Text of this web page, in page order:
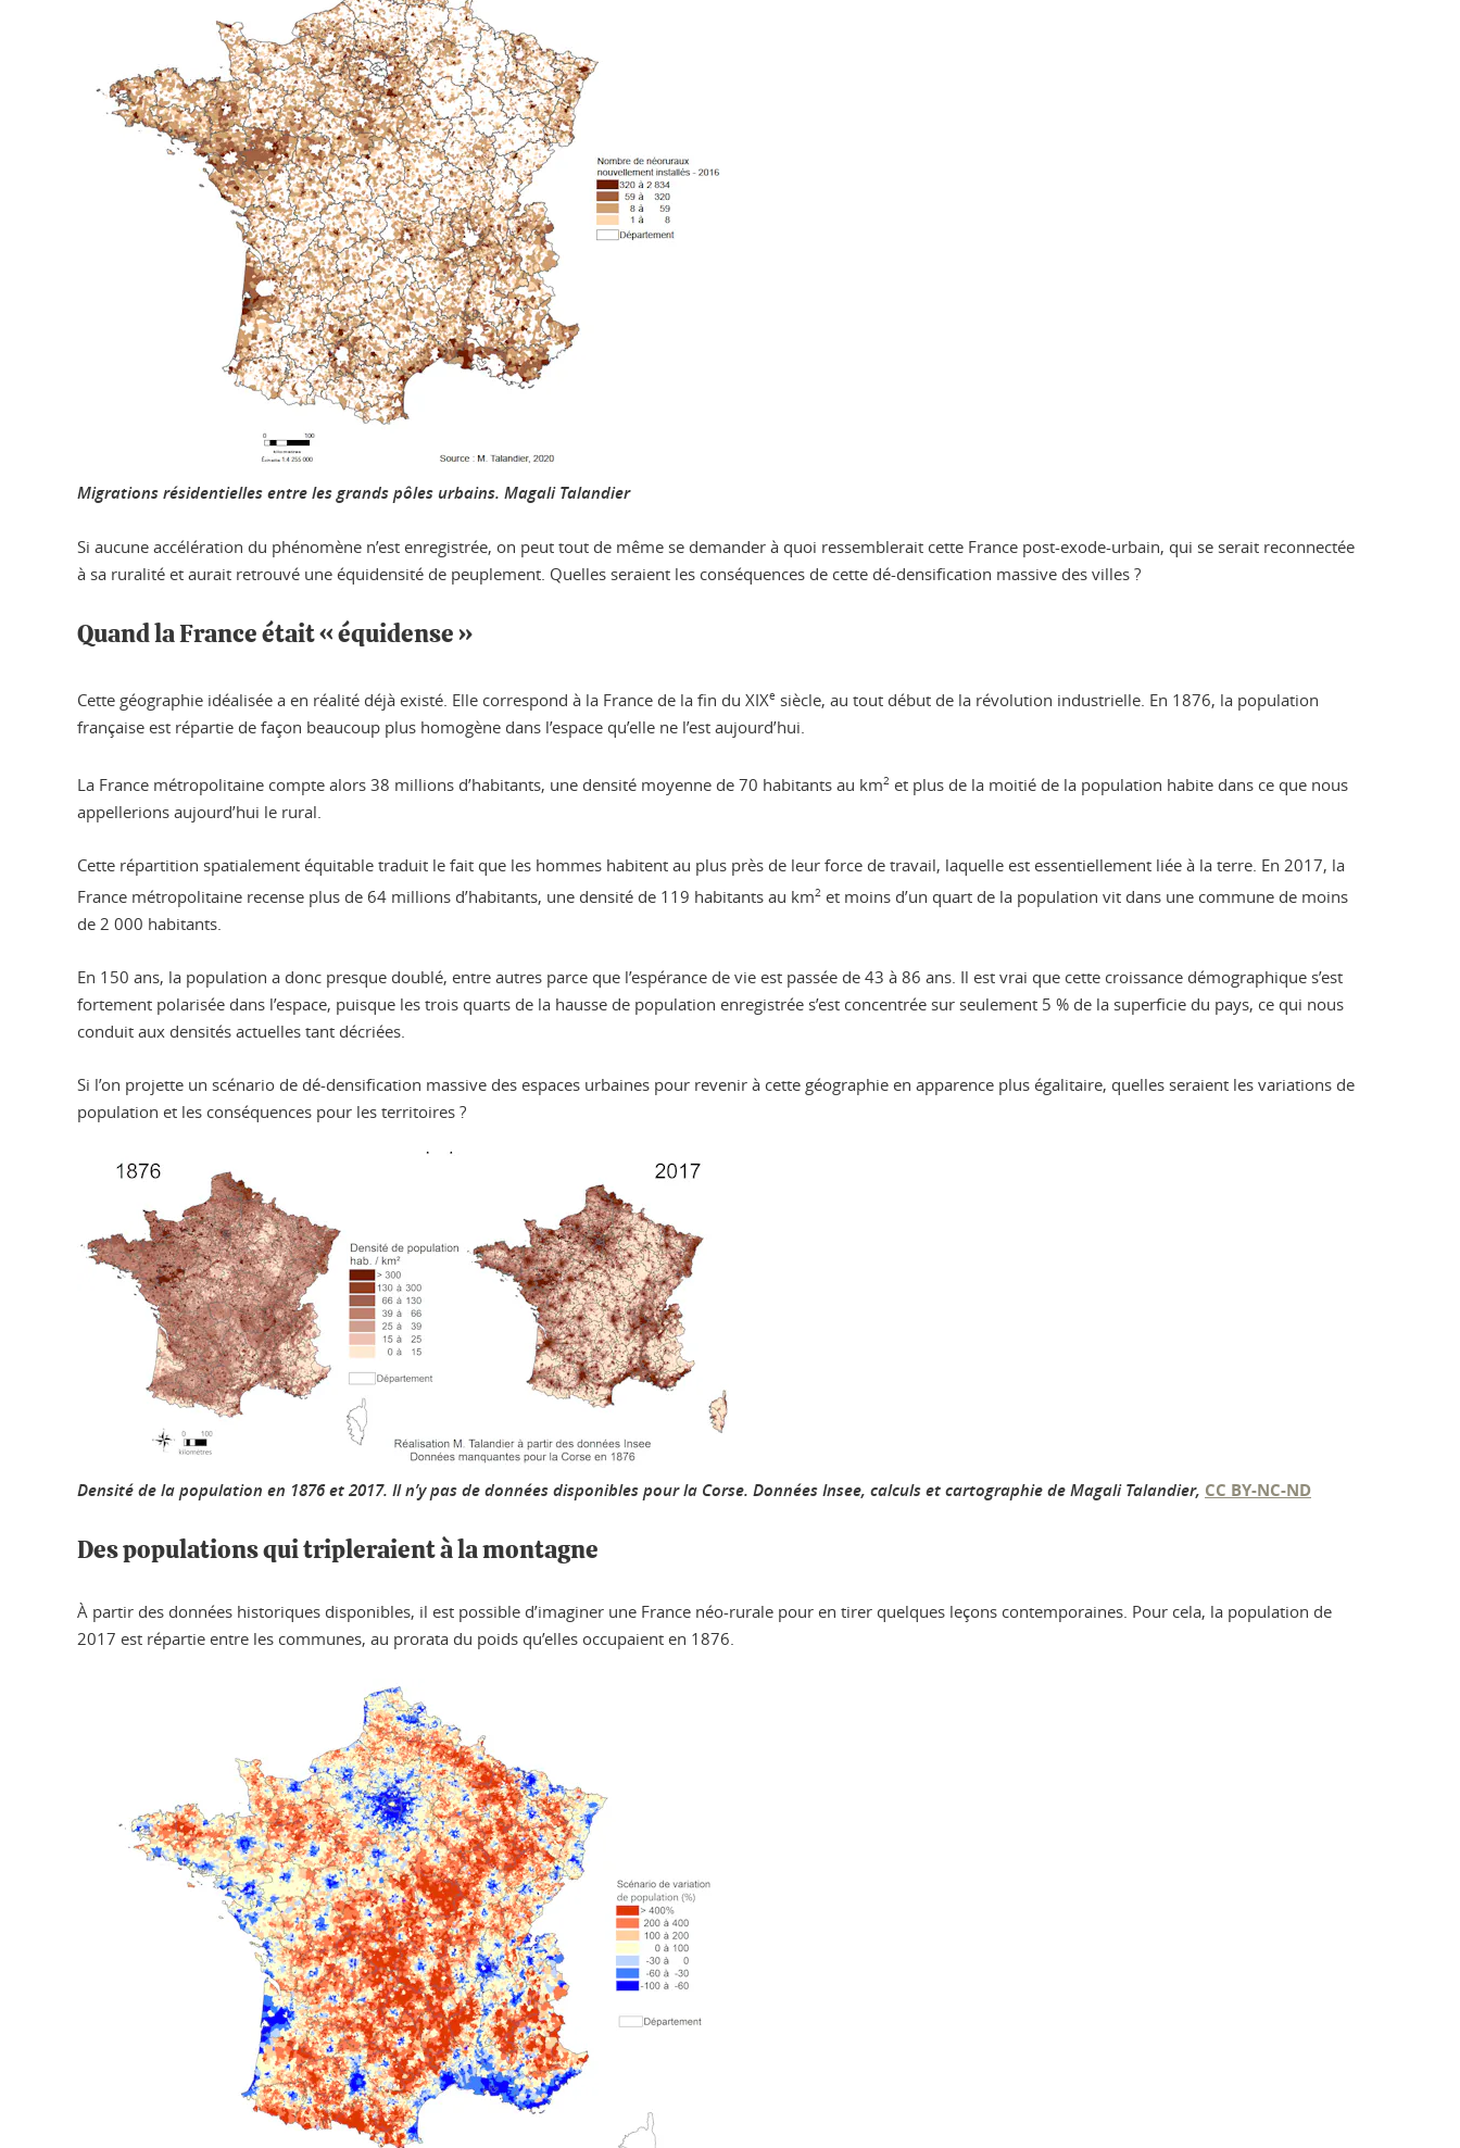
Migrations résidentielles entre les grands pôles urbains. Magali Talandier
Si aucune accélération du phénomène n’est enregistrée, on peut tout de même se demander à quoi ressemblerait cette France post-exode-urbain, qui se serait reconnectée
à sa ruralité et aurait retrouvé une équidensité de peuplement. Quelles seraient les conséquences de cette dé-densification massive des villes ?
Quand la France était « équidense »
Cette géographie idéalisée a en réalité déjà existé. Elle correspond à la France de la fin du XIXe siècle, au tout début de la révolution industrielle. En 1876, la population
française est répartie de façon beaucoup plus homogène dans l’espace qu’elle ne l’est aujourd’hui.
La France métropolitaine compte alors 38 millions d’habitants, une densité moyenne de 70 habitants au km2 et plus de la moitié de la population habite dans ce que nous
appellerions aujourd’hui le rural.
Cette répartition spatialement équitable traduit le fait que les hommes habitent au plus près de leur force de travail, laquelle est essentiellement liée à la terre. En 2017, la
France métropolitaine recense plus de 64 millions d’habitants, une densité de 119 habitants au km2 et moins d’un quart de la population vit dans une commune de moins
de 2 000 habitants.
En 150 ans, la population a donc presque doublé, entre autres parce que l’espérance de vie est passée de 43 à 86 ans. Il est vrai que cette croissance démographique s’est
fortement polarisée dans l’espace, puisque les trois quarts de la hausse de population enregistrée s’est concentrée sur seulement 5 % de la superficie du pays, ce qui nous
conduit aux densités actuelles tant décriées.
Si l’on projette un scénario de dé-densification massive des espaces urbaines pour revenir à cette géographie en apparence plus égalitaire, quelles seraient les variations de
population et les conséquences pour les territoires ?
Densité de la population en 1876 et 2017. Il n’y pas de données disponibles pour la Corse. Données Insee, calculs et cartographie de Magali Talandier, CC BY-NC-ND
Des populations qui tripleraient à la montagne
À partir des données historiques disponibles, il est possible d’imaginer une France néo-rurale pour en tirer quelques leçons contemporaines. Pour cela, la population de
2017 est répartie entre les communes, au prorata du poids qu’elles occupaient en 1876.